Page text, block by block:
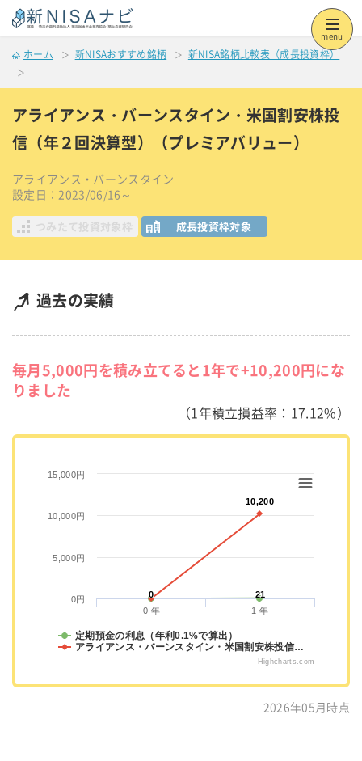
menu
ホーム 新NISAおすすめ銘柄 新NISA銘柄比較表（成長投資枠）
アライアンス・バーンスタイン・米国割安株投
信（年２回決算型）（プレミアバリュー）
アライアンス・バーンスタイン
設定日：2023/06/16～
つみたて投資対象枠 成長投資枠対象
過去の実績
毎月5,000円を積み立てると1年で+10,200円にな
りました
（1年積立損益率：17.12%）
0
0 21
21
10,200
10,200
定期預金の利息（年利0.1%で算出）
アライアンス・バーンスタイン・米国割安株投信…
0 年 1 年
0円
5,000円
10,000円
15,000円
Highcharts.com
2026年05月時点